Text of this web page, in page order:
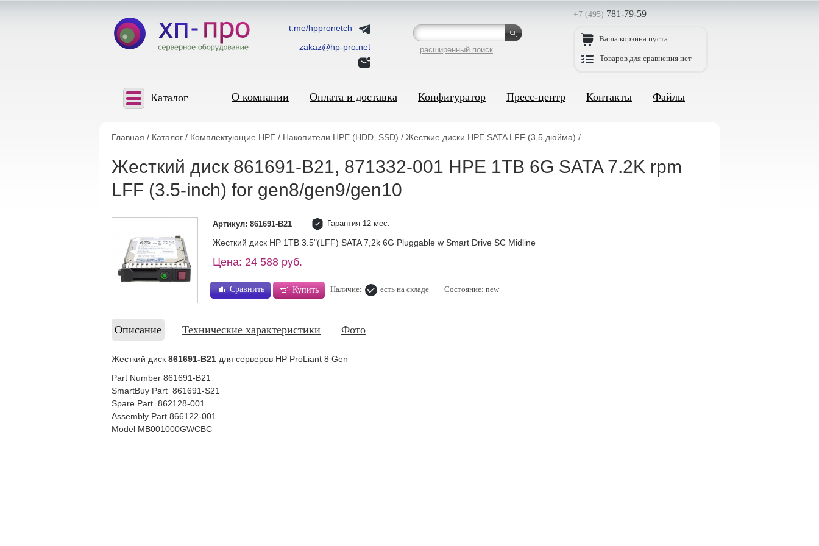
t.me/hppronetch
zakaz@hp-pro.net
расширенный поиск
+7 (495) 781-79-59
Ваша корзина пуста
Товаров для сравнения нет
Каталог О компании Оплата и доставка Конфигуратор Пресс-центр Контакты Файлы
Главная / Каталог / Комплектующие HPE / Накопители HPE (HDD, SSD) / Жесткие диски HPE SATA LFF (3,5 дюйма) /
Жесткий диск 861691-B21, 871332-001 HPE 1TB 6G SATA 7.2K rpm
LFF (3.5-inch) for gen8/gen9/gen10
Артикул: 861691-B21 Гарантия 12 мес.
Жесткий диск HP 1TB 3.5"(LFF) SATA 7,2k 6G Pluggable w Smart Drive SC Midline
Цена: 24 588 руб.
Сравнить Купить Наличие: есть на складе Состояние: new
Описание Технические характеристики Фото
Жесткий диск 861691-B21 для серверов HP ProLiant 8 Gen
Part Number 861691-B21
SmartBuy Part 861691-S21
Spare Part 862128-001
Assembly Part 866122-001
Model MB001000GWCBC